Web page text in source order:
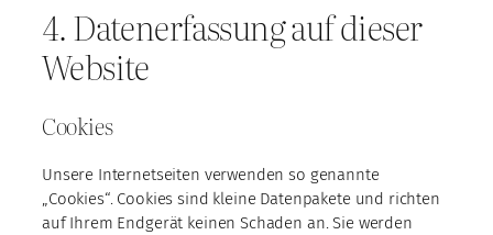
4. Datenerfassung auf dieser
Website
Cookies
Unsere Internetseiten verwenden so genannte
„Cookies“. Cookies sind kleine Datenpakete und richten
auf Ihrem Endgerät keinen Schaden an. Sie werden